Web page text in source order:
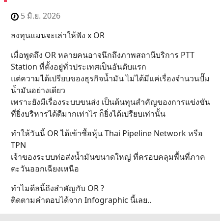
5 มิ.ย. 2026
ลงทุนแมนจะเล่าให้ฟัง x OR
เมื่อพูดถึง OR หลายคนอาจนึกถึงภาพสถานีบริการ PTT
Station ที่ตั้งอยู่ทั่วประเทศเป็นอันดับแรก
แต่ความได้เปรียบของธุรกิจน้ำมัน ไม่ได้มีแค่เรื่องจำนวนปั๊ม
น้ำมันอย่างเดียว
เพราะยังมีเรื่องระบบขนส่ง เป็นต้นทุนสำคัญของการแข่งขัน
ที่ยิ่งบริหารได้ดีมากเท่าไร ก็ยิ่งได้เปรียบเท่านั้น
ทำให้วันนี้ OR ได้เข้าซื้อหุ้น Thai Pipeline Network หรือ
TPN
เจ้าของระบบท่อส่งน้ำมันขนาดใหญ่ ที่ครอบคลุมพื้นที่ภาค
ตะวันออกเฉียงเหนือ
ทำไมดีลนี้ถึงสำคัญกับ OR ?
ติดตามคำตอบได้จาก Infographic นี้เลย..